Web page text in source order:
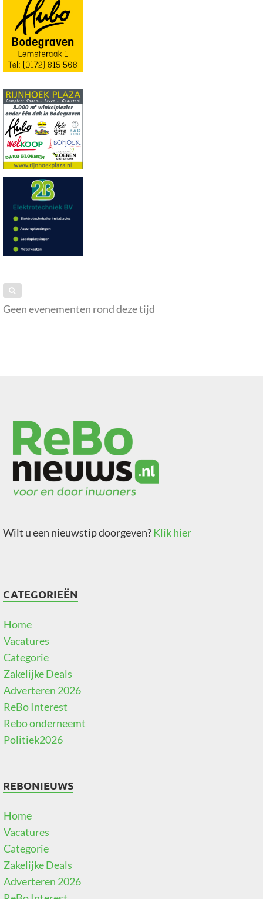
Geen evenementen rond deze tijd
Wilt u een nieuwstip doorgeven?Klik hier
CATEGORIEËN
Home
Vacatures
Categorie
Zakelijke Deals
Adverteren 2026
ReBo Interest
Rebo onderneemt
Politiek2026
REBONIEUWS
Home
Vacatures
Categorie
Zakelijke Deals
Adverteren 2026